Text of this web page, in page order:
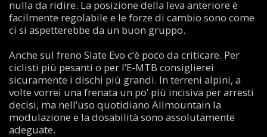
nulla da ridire. La posizione della leva anteriore è
facilmente regolabile e le forze di cambio sono come
ci si aspetterebbe da un buon gruppo.
Anche sul freno Slate Evo c’è poco da criticare. Per
ciclisti più pesanti o per l’E-MTB consiglierei
sicuramente i dischi più grandi. In terreni alpini, a
volte vorrei una frenata un po’ più incisiva per arresti
decisi, ma nell’uso quotidiano Allmountain la
modulazione e la dosabilità sono assolutamente
adeguate.